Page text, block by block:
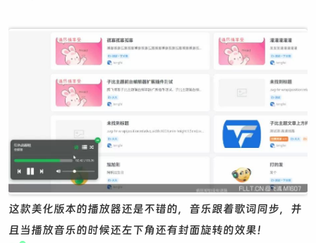
这款美化版本的播放器还是不错的，音乐跟着歌词同步，并
且当播放音乐的时候还左下角还有封面旋转的效果！